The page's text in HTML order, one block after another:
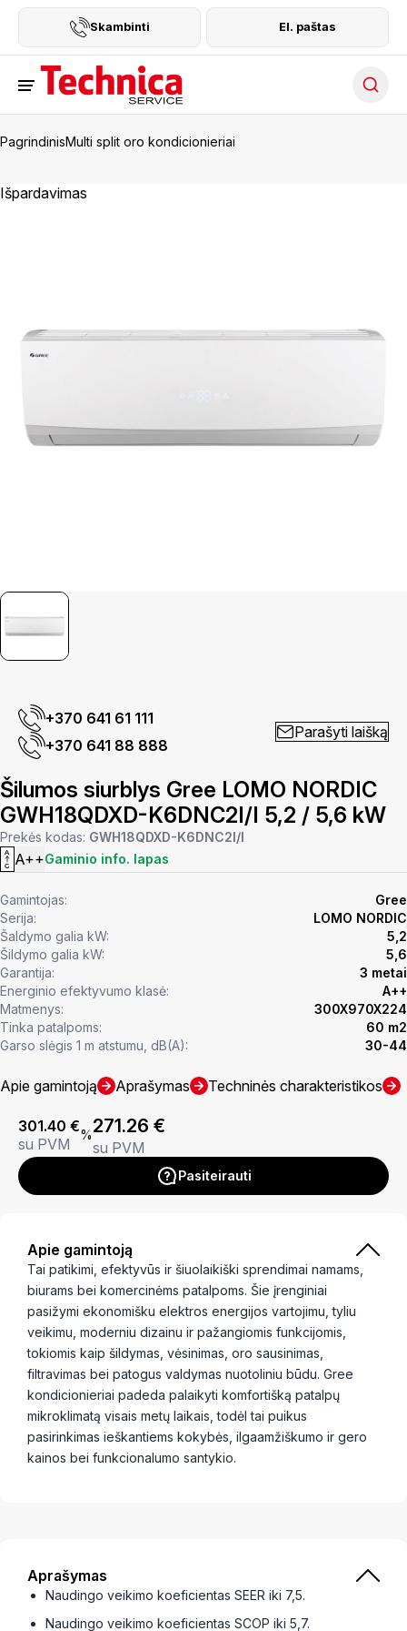
Skambinti El. paštas
PagrindinisMulti split oro kondicionieriai
Išpardavimas
+370 641 61 111
+370 641 88 888
Parašyti laišką
Šilumos siurblys Gree LOMO NORDIC
GWH18QDXD-K6DNC2I/I 5,2 / 5,6 kW
Prekės kodas: GWH18QDXD-K6DNC2I/I
A++Gaminio info. lapas
Gamintojas:
Gree
Serija:
LOMO NORDIC
Šaldymo galia kW:
5,2
Šildymo galia kW:
5,6
Garantija:
3 metai
Energinio efektyvumo klasė:
A++
Matmenys:
300X970X224
Tinka patalpoms:
60 m2
Garso slėgis 1 m atstumu, dB(A):
30-44
Apie gamintoją Aprašymas Techninės charakteristikos
301.40 €
su PVM
%271.26 €
su PVM
Pasiteirauti
Apie gamintoją
Tai patikimi, efektyvūs ir šiuolaikiški sprendimai namams,
biurams bei komercinėms patalpoms. Šie įrenginiai
pasižymi ekonomišku elektros energijos vartojimu, tyliu
veikimu, moderniu dizainu ir pažangiomis funkcijomis,
tokiomis kaip šildymas, vėsinimas, oro sausinimas,
filtravimas bei patogus valdymas nuotoliniu būdu. Gree
kondicionieriai padeda palaikyti komfortišką patalpų
mikroklimatą visais metų laikais, todėl tai puikus
pasirinkimas ieškantiems kokybės, ilgaamžiškumo ir gero
kainos bei funkcionalumo santykio.
Aprašymas
Naudingo veikimo koeficientas SEER iki 7,5.
Naudingo veikimo koeficientas SCOP iki 5,7.